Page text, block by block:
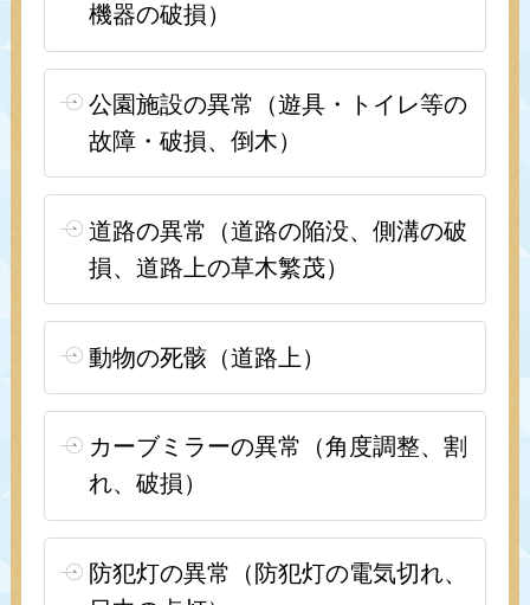
機器の破損）
公園施設の異常（遊具・トイレ等の
故障・破損、倒木）
道路の異常（道路の陥没、側溝の破
損、道路上の草木繁茂）
動物の死骸（道路上）
カーブミラーの異常（角度調整、割
れ、破損）
防犯灯の異常（防犯灯の電気切れ、